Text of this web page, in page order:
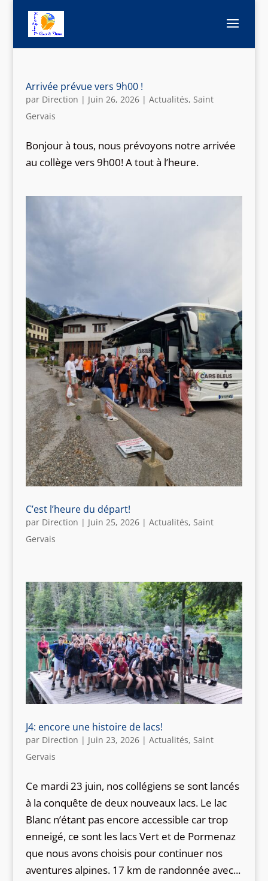
Arrivée prévue vers 9h00 !
par Direction | Juin 26, 2026| Actualités, Saint
Gervais
Bonjour à tous, nous prévoyons notre arrivée
au collège vers 9h00! A tout à l’heure.
C’est l’heure du départ!
par Direction | Juin 25, 2026| Actualités, Saint
Gervais
J4: encore une histoire de lacs!
par Direction | Juin 23, 2026| Actualités, Saint
Gervais
Ce mardi 23 juin, nos collégiens se sont lancés
à la conquête de deux nouveaux lacs. Le lac
Blanc n’étant pas encore accessible car trop
enneigé, ce sont les lacs Vert et de Pormenaz
que nous avons choisis pour continuer nos
aventures alpines. 17 km de randonnée avec...